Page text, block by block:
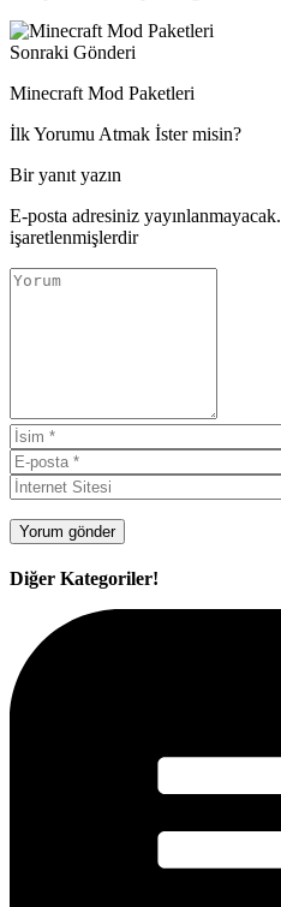
Sonraki Gönderi
Minecraft Mod Paketleri
İlk Yorumu Atmak İster misin?
Bir yanıt yazın
E-posta adresiniz yayınlanmayacak.
işaretlenmişlerdir
Diğer Kategoriler!